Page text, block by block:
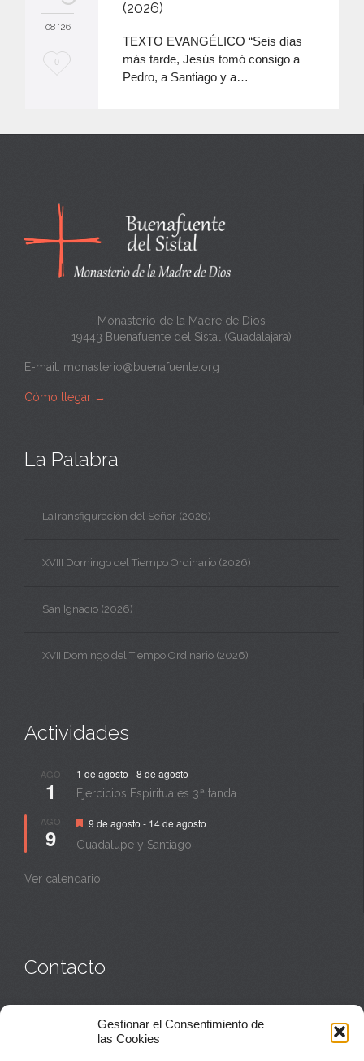
Gestionar el Consentimiento de
las Cookies
08 '26
M
n
a
0
(2026)
TEXTO EVANGÉLICO “Seis días
más tarde, Jesús tomó consigo a
Pedro, a Santiago y a…
Monasterio de la Madre de Dios
19443 Buenafuente del Sistal (Guadalajara)
E-mail: monasterio@buenafuente.org
Cómo llegar →
La Palabra
LaTransfiguración del Señor (2026)
XVIII Domingo del Tiempo Ordinario (2026)
San Ignacio (2026)
XVII Domingo del Tiempo Ordinario (2026)
Actividades
AGO
1
1 de agosto -8 de agosto
Ejercicios Espirituales 3ª tanda
AGO
9
Destacado
9 de agosto - 14 de agosto
Guadalupe y Santiago
Ver calendario
Contacto
Monasterio:949 835 032
Casa de acogida:609 423 521o949 835 058
Parroquia y sacerdotes:949 835 111